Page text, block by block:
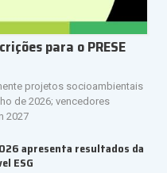
para o PRESE
projetos socioambientais
de 2026; vencedores
2027
apresenta resultados da
ESG